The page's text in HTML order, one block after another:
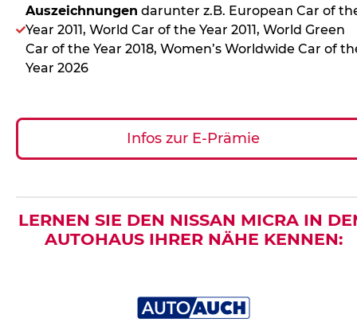
Auszeichnungen darunter z.B. European Car of
Year 2011, World Car of the Year 2011, World Green
Car of the Year 2018, Women’s Worldwide Car of
Year 2026
Infos zur E-Prämie
LERNEN SIE DEN NISSAN MICRA IN
AUTOHAUS IHRER NÄHE KENNEN: